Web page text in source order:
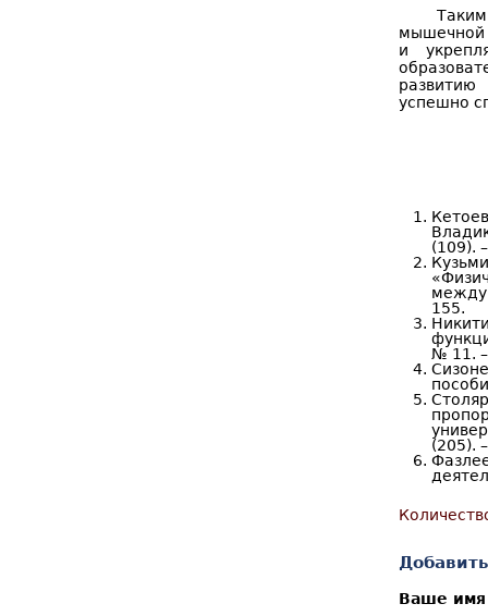
мышечной
и
развитию
успешно
(109).
155.
№ 11.
(205).
Ваше